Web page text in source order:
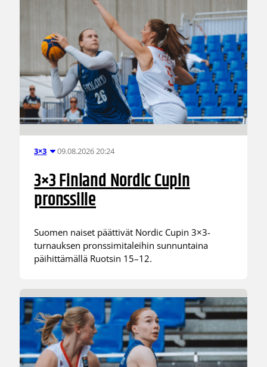
3×3 09.08.2026 20:24
3×3 Finland Nordic Cupin
pronssille
Suomen naiset päättivät Nordic Cupin 3×3-
turnauksen pronssimitaleihin sunnuntaina
päihittämällä Ruotsin 15–12.